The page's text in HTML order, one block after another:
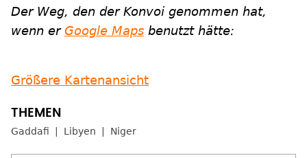
Der Weg, den der Konvoi genommen hat,
wenn erGoogle Maps benutzt hätte:
Größere Kartenansicht
Gaddafi Libyen Niger